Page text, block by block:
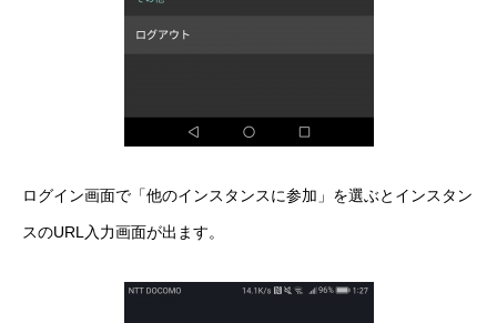
ログイン画面で「他のインスタンスに参加」を選ぶとインスタン
スのURL入力画面が出ます。